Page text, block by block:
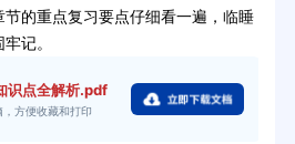
的重点复习要点仔细看一遍，临睡
记。
识点全解析.pdf
方便收藏和打印